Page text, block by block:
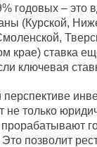
годовых – это
(Курской,
крае) ставка
ключевая
не только
позволит